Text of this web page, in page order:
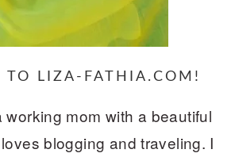
TO LIZA-FATHIA.COM!
working mom with a beautiful
blogging and traveling. I